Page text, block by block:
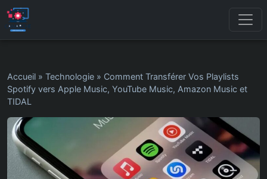
Accueil » Technologie » Comment Transférer Vos Playlists
Spotify vers Apple Music, YouTube Music, Amazon Music et
TIDAL